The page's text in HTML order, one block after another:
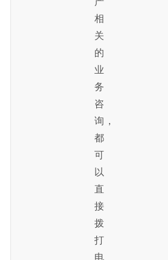
相
关
的
业
务
咨
询，
都
可
以
直
接
拨
打
电